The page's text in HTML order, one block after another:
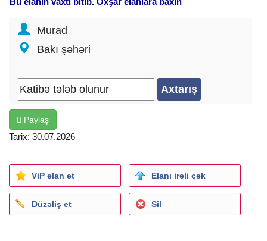
Murad
Bakı şəhəri
Paylaş
Tarix: 30.07.2026
ViP elan et Elanı irəli çək
Düzəliş et Sil